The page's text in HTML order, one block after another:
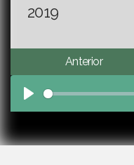
2019
Anterior
Play